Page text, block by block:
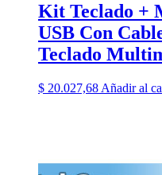
Kit Teclado +
USB Con
Teclado
$ 20.027,68 Añadir al